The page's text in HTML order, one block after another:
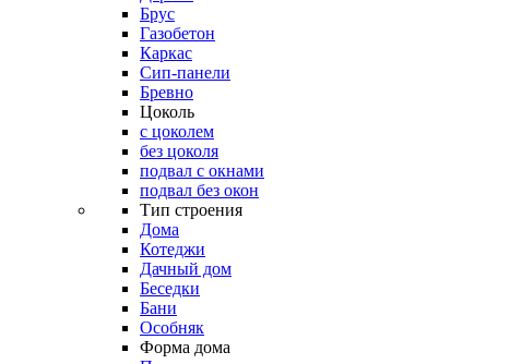
Брус
Газобетон
Каркас
Сип-панели
Бревно
Цоколь
с цоколем
без цоколя
подвал с окнами
подвал без окон
Тип строения
Дома
Котеджи
Дачный дом
Беседки
Бани
Особняк
Форма дома